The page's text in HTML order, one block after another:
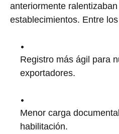
anteriormente
establecimientos. Entre
Registro más ágil para
exportadores.
Menor carga
habilitación.